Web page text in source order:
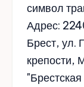
символ
Адрес:
Брест, ул.
крепости,